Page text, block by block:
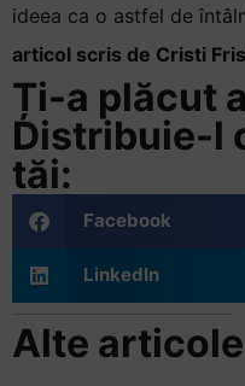
ideea ca o astfel de
articol scris de Cristi
Ți-a plăcut
Distribuie-l
tăi:
Facebook
LinkedIn
Alte